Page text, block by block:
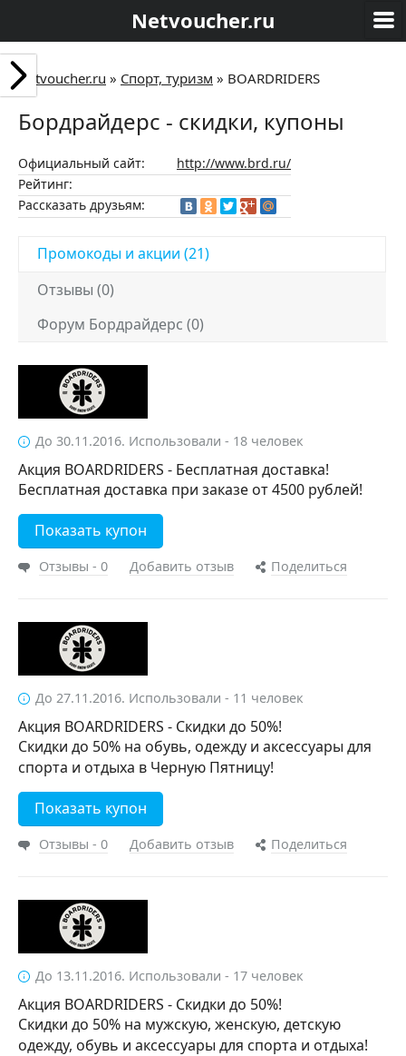
Netvoucher.ru
Netvoucher.ru » Спорт, туризм » BOARDRIDERS
Бордрайдерс - скидки, купоны
Официальный сайт:
http://www.brd.ru/
Рейтинг:
Рассказать друзьям:
Промокоды и акции (21)
Отзывы (0)
Форум Бордрайдерс (0)
До 30.11.2016. Использовали - 18 человек
Акция BOARDRIDERS - Бесплатная доставка!
Бесплатная доставка при заказе от 4500 рублей!
Показать купон
Отзывы - 0 Добавить отзыв Поделиться
До 27.11.2016. Использовали - 11 человек
Акция BOARDRIDERS - Скидки до 50%!
Скидки до 50% на обувь, одежду и аксессуары для
спорта и отдыха в Черную Пятницу!
Показать купон
Отзывы - 0 Добавить отзыв Поделиться
До 13.11.2016. Использовали - 17 человек
Акция BOARDRIDERS - Скидки до 50%!
Скидки до 50% на мужскую, женскую, детскую
одежду, обувь и аксессуары для спорта и отдыха!